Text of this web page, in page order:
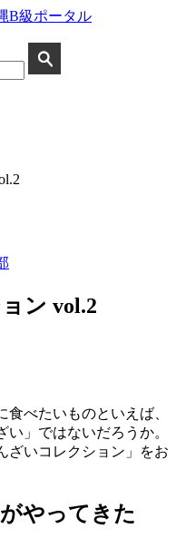
ン vol.2
べたいものといえば、
」ではないだろうか。
ざいコレクション」をお
やってきた